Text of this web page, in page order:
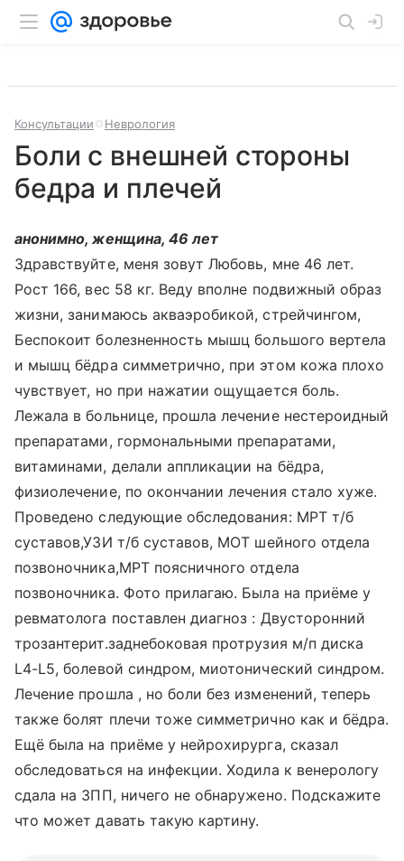
Консультации Неврология
Боли с внешней стороны
бедра и плечей
анонимно, женщина, 46 лет
Здравствуйте, меня зовут Любовь, мне 46 лет.
Рост 166, вес 58 кг. Веду вполне подвижный образ
жизни, занимаюсь акваэробикой, стрейчингом,
Беспокоит болезненность мышц большого вертела
и мышц бёдра симметрично, при этом кожа плохо
чувствует, но при нажатии ощущается боль.
Лежала в больнице, прошла лечение нестероидный
препаратами, гормональными препаратами,
витаминами, делали аппликации на бёдра,
физиолечение, по окончании лечения стало хуже.
Проведено следующие обследования: МРТ т/б
суставов,УЗИ т/б суставов, МОТ шейного отдела
позвоночника,МРТ поясничного отдела
позвоночника. Фото прилагаю. Была на приёме у
ревматолога поставлен диагноз : Двусторонний
трозантерит.заднебоковая протрузия м/п диска
L4-L5, болевой синдром, миотонический синдром.
Лечение прошла , но боли без изменений, теперь
также болят плечи тоже симметрично как и бёдра.
Ещё была на приёме у нейрохирурга, сказал
обследоваться на инфекции. Ходила к венерологу
сдала на ЗПП, ничего не обнаружено. Подскажите
что может давать такую картину.